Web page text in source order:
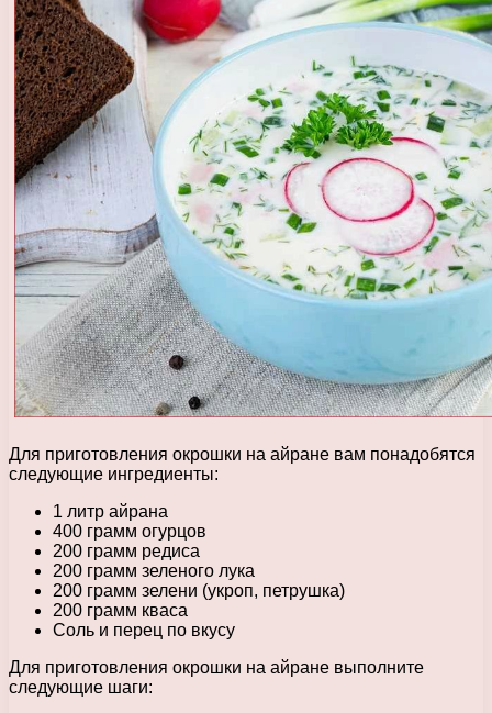
Для приготовления окрошки на айране вам понадобятся
следующие ингредиенты:
1 литр айрана
400 грамм огурцов
200 грамм редиса
200 грамм зеленого лука
200 грамм зелени (укроп, петрушка)
200 грамм кваса
Соль и перец по вкусу
Для приготовления окрошки на айране выполните
следующие шаги: